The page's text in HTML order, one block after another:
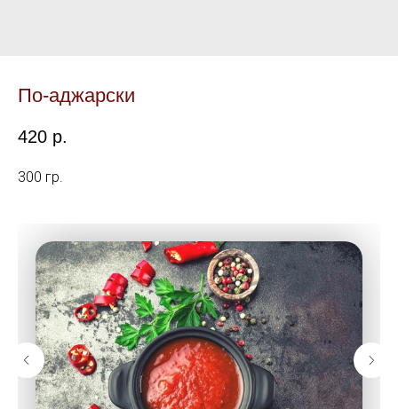
По-аджарски
420 р.
300 гр.